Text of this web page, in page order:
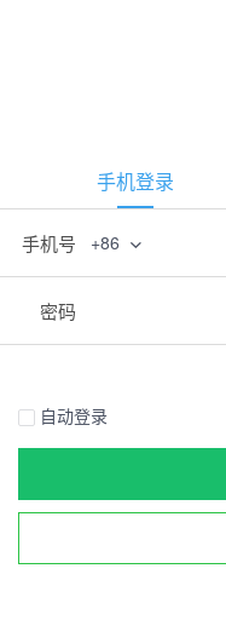
手机登录
手机号 +86
密码
自动登录